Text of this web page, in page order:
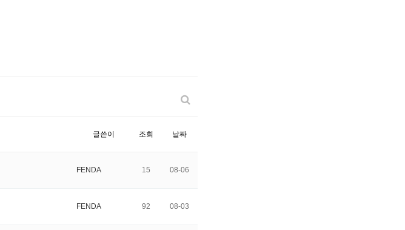
글쓴이 조회 날짜
FENDA 15 08-06
FENDA 92 08-03